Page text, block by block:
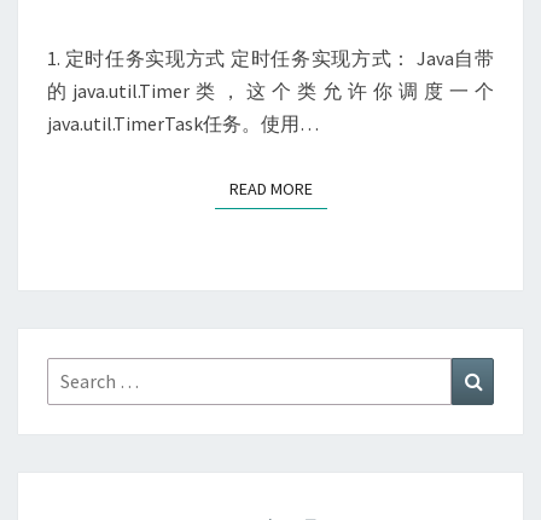
1. 定时任务实现方式 定时任务实现方式： Java自带
的java.util.Timer类，这个类允许你调度一个
java.util.TimerTask任务。使用…
READ MOREREAD MORE
Search
for: